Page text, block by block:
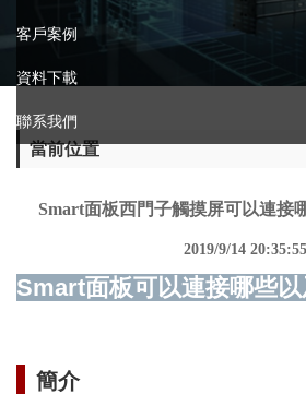
客戶案例
資料下載
聯系我們
當前位置
Smart面板西門子觸摸屏可以連接
2019/9/14 20:35:55
Smart面板可以連接哪些以
簡介